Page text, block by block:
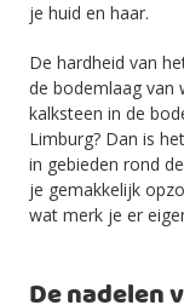
je huid en haar.
De hardheid van
de bodemlaag van
kalksteen in de
Limburg? Dan is
in gebieden rond
je gemakkelijk
wat merk je er
De nadelen